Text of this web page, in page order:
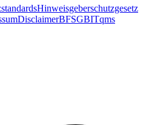
Hinweisgeberschutzgesetz
DisclaimerBFSGBITqms